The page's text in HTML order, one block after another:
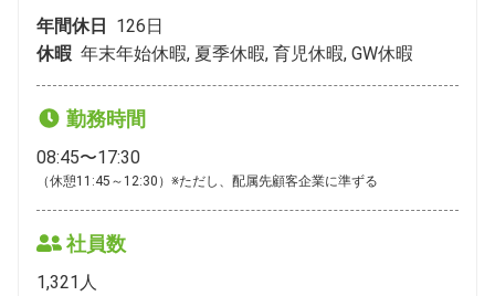
年間休日 126日
休暇 年末年始休暇, 夏季休暇, 育児休暇, GW休暇
勤務時間
08:45〜17:30
（休憩11:45～12:30）※ただし、配属先顧客企業に準ずる
社員数
1,321 人